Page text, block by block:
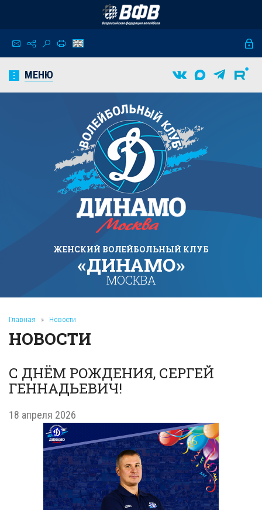
МЕНЮ
ЖЕНСКИЙ ВОЛЕЙБОЛЬНЫЙ КЛУБ
«ДИНАМО»
МОСКВА
Главная » Новости
НОВОСТИ
С ДНЁМ РОЖДЕНИЯ, СЕРГЕЙ
ГЕННАДЬЕВИЧ!
18 апреля 2026